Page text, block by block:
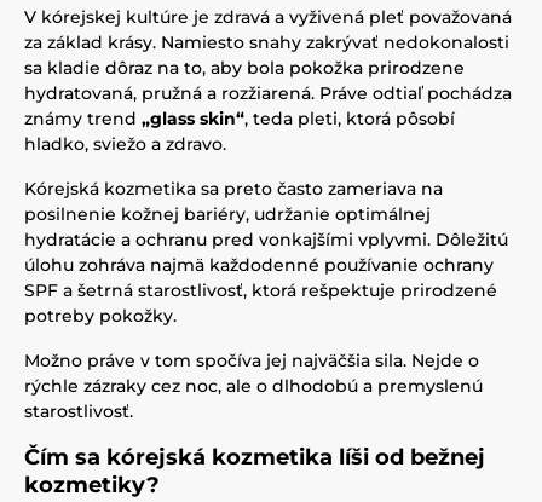
V kórejskej kultúre je zdravá a vyživená pleť považovaná
za základ krásy. Namiesto snahy zakrývať nedokonalosti
sa kladie dôraz na to, aby bola pokožka prirodzene
hydratovaná, pružná a rozžiarená. Práve odtiaľ pochádza
známy trend „glass skin“, teda pleti, ktorá pôsobí
hladko, sviežo a zdravo.
Kórejská kozmetika sa preto často zameriava na
posilnenie kožnej bariéry, udržanie optimálnej
hydratácie a ochranu pred vonkajšími vplyvmi. Dôležitú
úlohu zohráva najmä každodenné používanie ochrany
SPF a šetrná starostlivosť, ktorá rešpektuje prirodzené
potreby pokožky.
Možno práve v tom spočíva jej najväčšia sila. Nejde o
rýchle zázraky cez noc, ale o dlhodobú a premyslenú
starostlivosť.
Čím sa kórejská kozmetika líši od bežnej
kozmetiky?